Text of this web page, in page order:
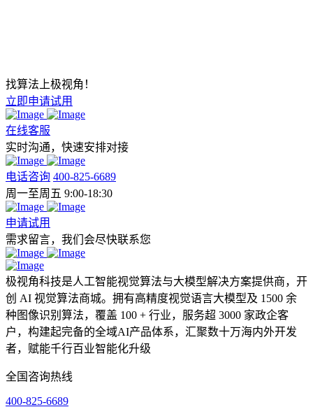
找算法上极视角！
立即申请试用
在线客服
实时沟通，快速安排对接
电话咨询 400-825-6689
周一至周五 9:00-18:30
申请试用
需求留言，我们会尽快联系您
极视角科技是人工智能视觉算法与大模型解决方案提供商，开
创 AI 视觉算法商城。拥有高精度视觉语言大模型及 1500 余
种图像识别算法，覆盖 100 + 行业，服务超 3000 家政企客
户，构建起完备的全域AI产品体系，汇聚数十万海内外开发
者，赋能千行百业智能化升级
全国咨询热线
400-825-6689